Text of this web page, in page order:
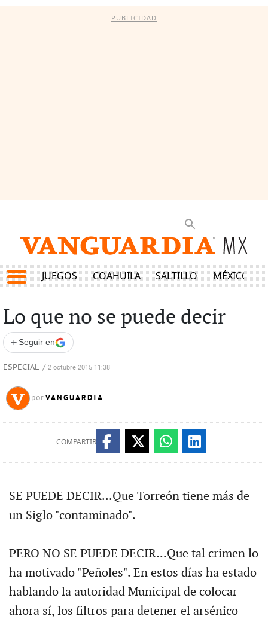
PUBLICIDAD
JUEGOS COAHUILA SALTILLO MÉXICO
Lo que no se puede decir
+ Seguir en
ESPECIAL / 2 octubre 2015 11:38
por VANGUARDIA
COMPARTIR
SE PUEDE DECIR...Que Torreón tiene más de
un Siglo "contaminado".
PERO NO SE PUEDE DECIR...Que tal crimen lo
ha motivado "Peñoles". En estos días ha estado
hablando la autoridad Municipal de colocar
ahora sí, los filtros para detener el arsénico